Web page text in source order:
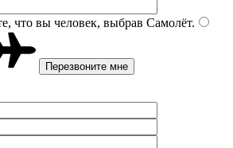
что вы человек, выбрав Самолёт.